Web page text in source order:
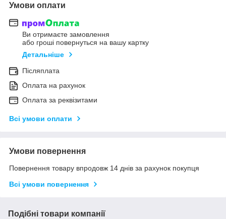
Умови оплати
Ви отримаєте замовлення
або гроші повернуться на вашу картку
Детальніше
Післяплата
Оплата на рахунок
Оплата за реквізитами
Всі умови оплати
Умови повернення
Повернення товару впродовж 14 днів за рахунок покупця
Всі умови повернення
Подібні товари компанії